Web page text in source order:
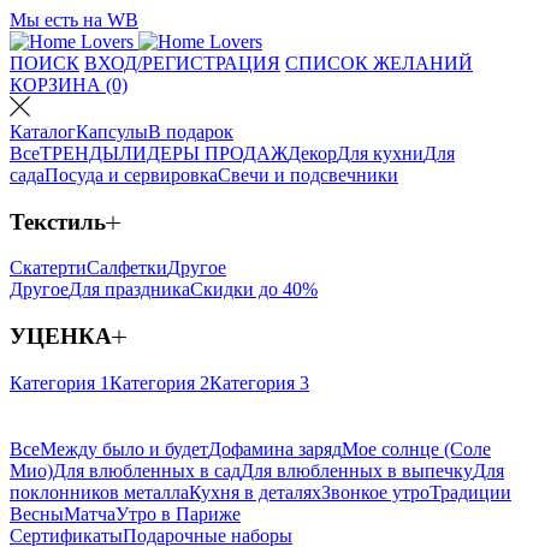
Мы есть на WB
ПОИСК ВХОД/РЕГИСТРАЦИЯ СПИСОК ЖЕЛАНИЙ
КОРЗИНА (0)
КаталогКапсулыВ подарок
ВсеТРЕНДЫЛИДЕРЫ ПРОДАЖДекорДля кухниДля
садаПосуда и сервировкаСвечи и подсвечники
Текстиль
СкатертиСалфеткиДругое
ДругоеДля праздникаСкидки до 40%
УЦЕНКА
Категория 1Категория 2Категория 3
ВсеМежду было и будетДофамина зарядМое солнце (Соле
Мио)Для влюбленных в садДля влюбленных в выпечкуДля
поклонников металлаКухня в деталяхЗвонкое утроТрадиции
ВесныМатчаУтро в Париже
СертификатыПодарочные наборы